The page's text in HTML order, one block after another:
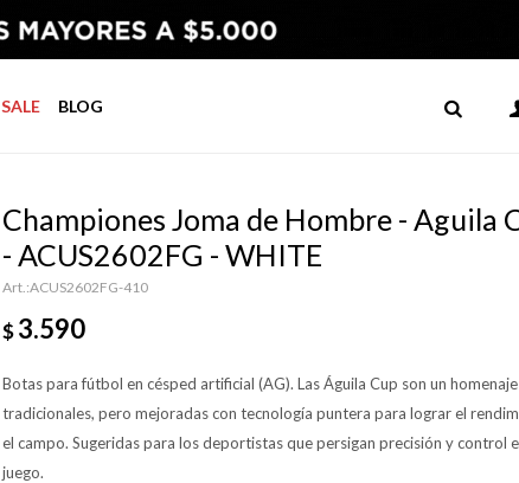
SALE BLOG
Championes Joma de Hombre - Aguila
- ACUS2602FG - WHITE
ACUS2602FG-410
$3.590
Botas para fútbol en césped artificial (AG). Las Águila Cup son un
tradicionales, pero mejoradas con tecnología puntera para lograr el
el campo. Sugeridas para los deportistas que persigan precisión y control
juego.